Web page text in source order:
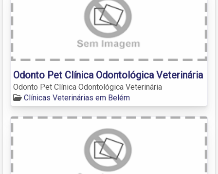
Odonto Pet Clínica Odontológica Veterinária
Odonto Pet Clínica Odontológica Veterinária
Clínicas Veterinárias em Belém